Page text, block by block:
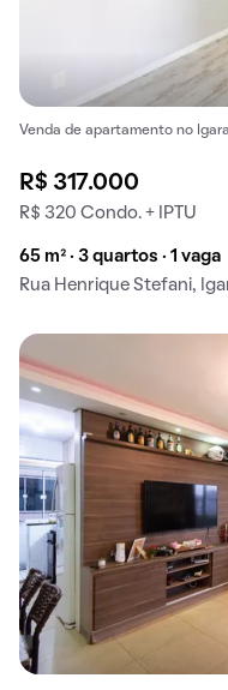
Venda de apartamento no
R$ 317.000
R$ 320 Condo. + IPTU
65 m² · 3 quartos · 1 vaga
Rua Henrique Stefani,